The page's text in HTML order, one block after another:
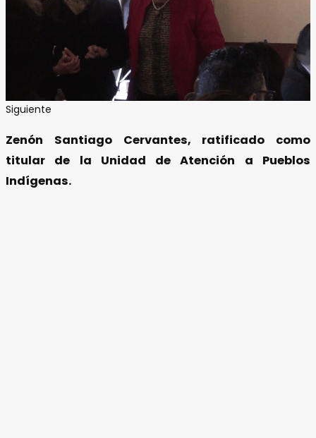
Siguiente
Zenón Santiago Cervantes, ratificado como
titular de la Unidad de Atención a Pueblos
Indígenas.